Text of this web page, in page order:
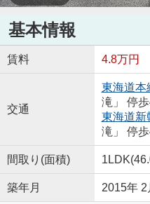
基本情報
賃料 4.8万円
交通
東海道本
滝」 停
東海道新
滝」 停
間取り(面積)
築年月 2015年